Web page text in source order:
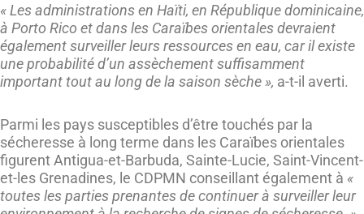
« Les administrations en Haïti, en République dominicaine,
à Porto Rico et dans les Caraïbes orientales devraient
également surveiller leurs ressources en eau, car il existe
une probabilité d’un assèchement suffisamment
important tout au long de la saison sèche », a-t-il averti.
Parmi les pays susceptibles d’être touchés par la
sécheresse à long terme dans les Caraïbes orientales
figurent Antigua-et-Barbuda, Sainte-Lucie, Saint-Vincent-
et-les Grenadines, le CDPMN conseillant également à «
toutes les parties prenantes de continuer à surveiller leur